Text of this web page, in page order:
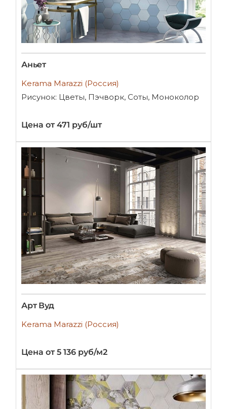
Аньет
Kerama Marazzi (Россия)
Рисунок: Цветы, Пэчворк, Соты, Моноколор
Цена от 471 руб/шт
Арт Вуд
Kerama Marazzi (Россия)
Цена от 5 136 руб/м2